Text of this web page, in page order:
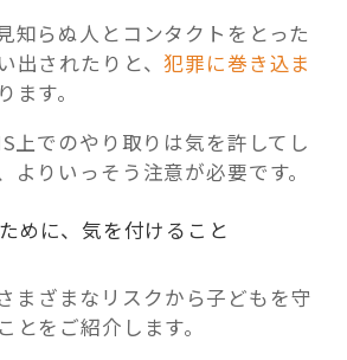
知らぬ人とコンタクトをとった
出されたりと、犯罪に巻き込ま
ます。
上でのやり取りは気を許してし
よりいっそう注意が必要です。
めに、気を付けること
まざまなリスクから子どもを守
とをご紹介します。